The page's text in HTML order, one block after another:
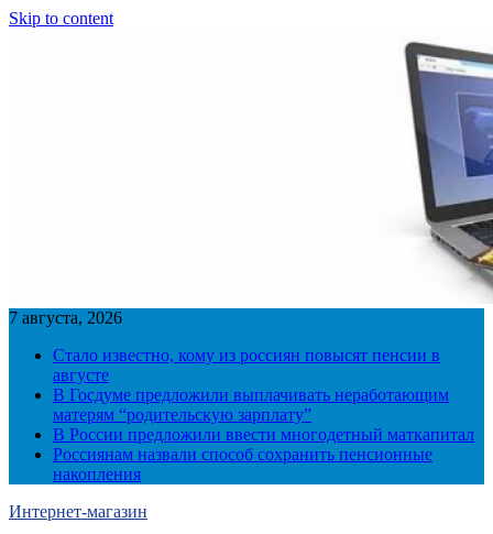
Skip to content
7 августа, 2026
Стало известно, кому из россиян повысят пенсии в
августе
В Госдуме предложили выплачивать неработающим
матерям “родительскую зарплату”
В России предложили ввести многодетный маткапитал
Россиянам назвали способ сохранить пенсионные
накопления
Интернет-магазин